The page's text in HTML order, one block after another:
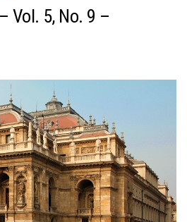
Vol. 5, No. 9 –